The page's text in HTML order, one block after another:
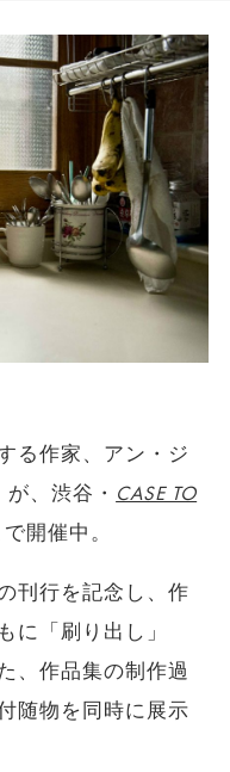
る作家、アン・ジ
、渋谷・ CASE TO
開催中。
刊行を記念し、作
に「刷り出し」
、作品集の制作過
随物を同時に展示